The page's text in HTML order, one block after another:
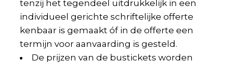
tenzij het tegendeel uitdrukkelijk in een
individueel gerichte schriftelijke offerte
kenbaar is gemaakt óf in de offerte een
termijn voor aanvaarding is gesteld.
De prijzen van de bustickets worden